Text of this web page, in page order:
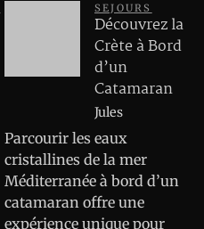
SEJOURS
Découvrez la
Crète à Bord
d’un
Catamaran
Jules
Parcourir les eaux
cristallines de la mer
Méditerranée à bord d’un
catamaran offre une
expérience unique pour